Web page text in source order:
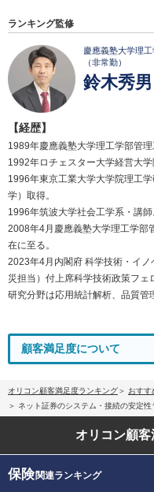
ランキング監修
慶應義塾大学理
（非常勤）
鈴木秀男
【経歴】
1989年慶應義塾大学理工学部管理
1992年ロチェスター大学経営大学
1996年東京工業大学大学院理工
学）取得。
1996年筑波大学社会工学系・講師
2008年4月慶應義塾大学理工学部
在に至る。
2023年4月内閣府 科学技術・イ
災担当）付上席科学技術政策フェ
研究分野は応用統計解析、品質管
顧客満足度について
オリコン顧客満足度ランキング おすす
ネット証券のシステム・接続の安定
オリコン顧客
保険関連ランキング